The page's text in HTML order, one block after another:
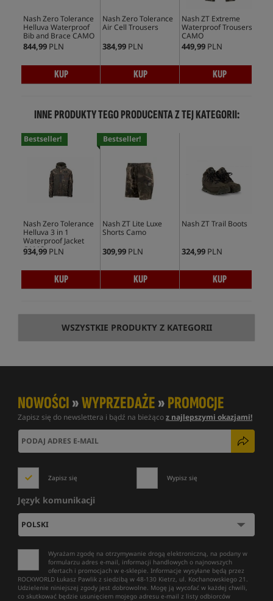
Nash Zero Tolerance
Helluva Waterproof
Bib and Brace CAMO
844,99 PLN
KUP
Nash Zero Tolerance
Air Cell Trousers
384,99 PLN
KUP
Nash ZT Extreme
Waterproof Trousers
CAMO
449,99 PLN
KUP
INNE PRODUKTY TEGO PRODUCENTA Z TEJ KATEGORII:
Bestseller!
Nash Zero Tolerance
Helluva 3 in 1
Waterproof Jacket
CAMO
934,99 PLN
KUP
Bestseller!
Nash ZT Lite Luxe
Shorts Camo
309,99 PLN
KUP
Nash ZT Trail Boots
324,99 PLN
KUP
WSZYSTKIE PRODUKTY Z KATEGORII
NOWOŚCI»WYPRZEDAŻE»PROMOCJE
Zapisz się do newslettera i bądź na bieżącoz najlepszymi okazjami!
Zapisz się Wypisz się
Język komunikacji
Wyrażam zgodę na otrzymywanie drogą elektroniczną, na podany w
formularzu adres e-mail, informacji handlowych o najnowszych
ofertach i promocjach w e-sklepie. Informacje wysyłane będą przez
ROCKWORLD Łukasz Pawlik z siedzibą w 48-130 Kietrz, ul. Kochanowskiego 21.
Udzielenie niniejszej zgody jest dobrowolne. Mogę ją wycofać w każdej chwili,
co skutkować będzie usunięciem mojego adresu e-mail z listy odbiorców